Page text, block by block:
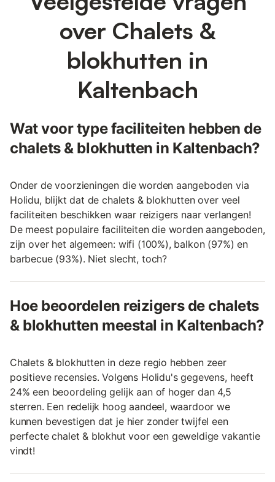
over Chalets &
blokhutten in
Kaltenbach
Wat voor type faciliteiten hebben de
chalets & blokhutten in Kaltenbach?
Onder de voorzieningen die worden aangeboden via
Holidu, blijkt dat de chalets & blokhutten over veel
faciliteiten beschikken waar reizigers naar verlangen!
De meest populaire faciliteiten die worden aangeboden,
zijn over het algemeen: wifi (100%), balkon (97%) en
barbecue (93%). Niet slecht, toch?
Hoe beoordelen reizigers de chalets
& blokhutten meestal in Kaltenbach?
Chalets & blokhutten in deze regio hebben zeer
positieve recensies. Volgens Holidu's gegevens, heeft
24% een beoordeling gelijk aan of hoger dan 4,5
sterren. Een redelijk hoog aandeel, waardoor we
kunnen bevestigen dat je hier zonder twijfel een
perfecte chalet & blokhut voor een geweldige vakantie
vindt!